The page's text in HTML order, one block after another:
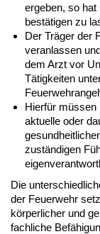
ergeben, so
bestätigen zu
Der Träger der
veranlassen
dem Arzt vor
Tätigkeiten
Hierfür müssen
aktuelle oder
zuständigen
Die
der Feuerwehr
körperlicher und
fachliche